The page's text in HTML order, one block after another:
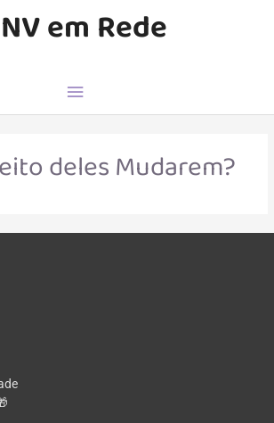
em Rede
deles Mudarem?